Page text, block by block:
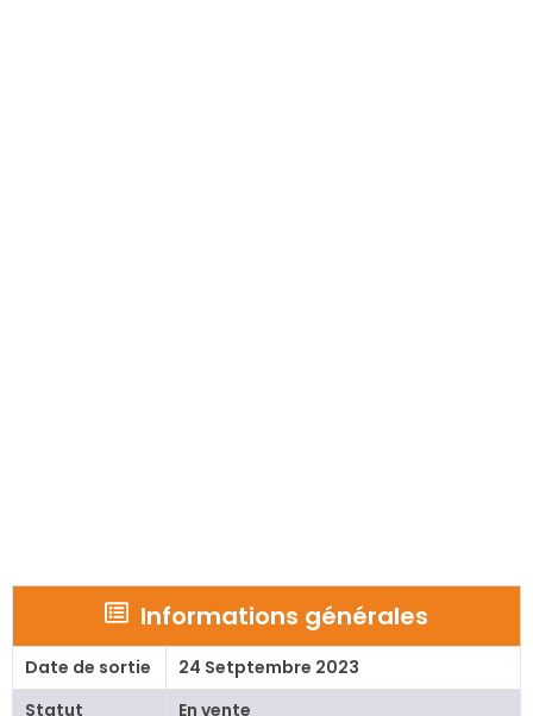
Informations générales
Date de sortie
24 Setptembre 2023
Statut
En vente